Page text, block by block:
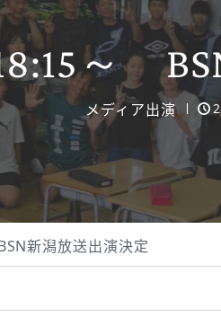
～
メディア出演
新潟放送出演決定